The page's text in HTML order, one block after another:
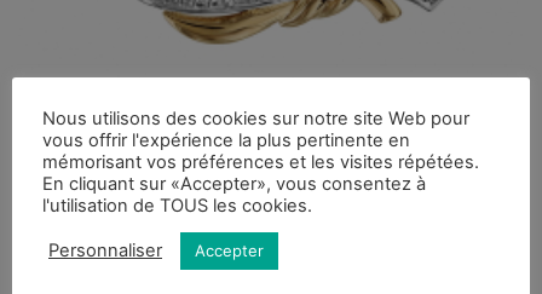
COLLIER PLAQUÉ OR MASSIF OXYDES BLANCS SERTIS
Nous utilisons des cookies sur notre site Web pour
vous offrir l'expérience la plus pertinente en
mémorisant vos préférences et les visites répétées.
En cliquant sur «Accepter», vous consentez à
l'utilisation de TOUS les cookies.
Personnaliser Accepter